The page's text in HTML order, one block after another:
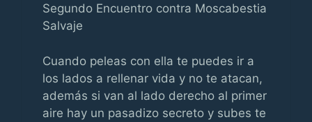
Segundo Encuentro contra Moscabestia
Salvaje
Cuando peleas con ella te puedes ir a
los lados a rellenar vida y no te atacan,
además si van al lado derecho al primer
aire hay un pasadizo secreto y subes te